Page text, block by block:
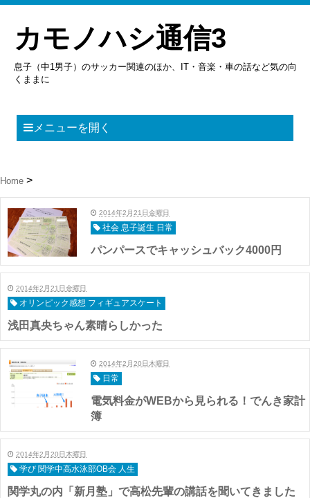
カモノハシ通信3
息子（中1男子）のサッカー関連のほか、IT・音楽・車の話など気の向
くままに
メニューを開く
Home
2014年2月21日金曜日
社会 息子誕生 日常
パンパースでキャッシュバック4000円
2014年2月21日金曜日
オリンピック感想 フィギュアスケート
浅田真央ちゃん素晴らしかった
2014年2月20日木曜日
日常
電気料金がWEBから見られる！でんき家計
簿
2014年2月20日木曜日
学び 関学中高水泳部OB会 人生
関学丸の内「新月塾」で高松先輩の講話を聞いてきました